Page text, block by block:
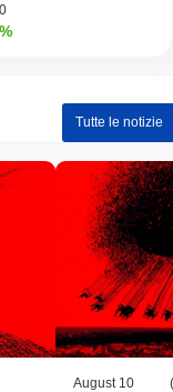
Tutte le notizie
August 10